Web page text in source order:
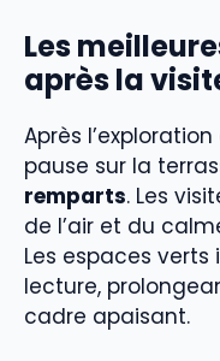
Les
après la
Après l’exploration
pause sur la
remparts. Les
de l’air et du
Les espaces
lecture,
cadre apaisant.